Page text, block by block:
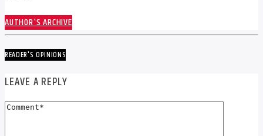
AUTHOR'S ARCHIVE
READER'S OPINIONS
LEAVE A REPLY